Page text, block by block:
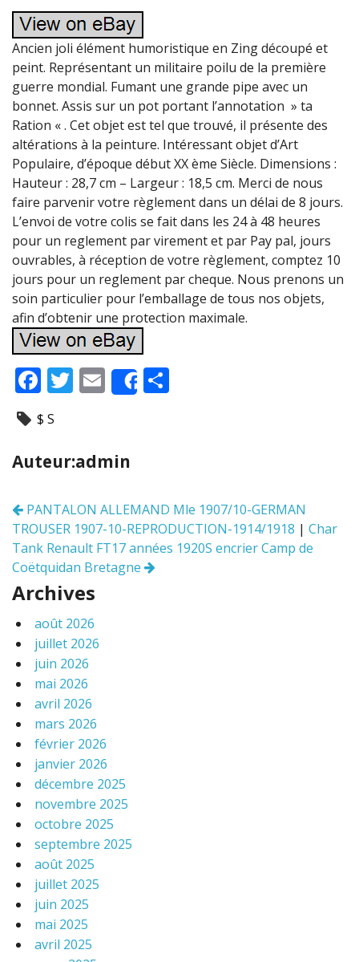
Ancien joli élément humoristique en Zing découpé et
peint. Représentant un militaire poilu de la première
guerre mondial. Fumant une grande pipe avec un
bonnet. Assis sur un pot portant l’annotation » ta
Ration « . Cet objet est tel que trouvé, il présente des
altérations à la peinture. Intéressant objet d’Art
Populaire, d’époque début XX ème Siècle. Dimensions :
Hauteur : 28,7 cm – Largeur : 18,5 cm. Merci de nous
faire parvenir votre règlement dans un délai de 8 jours.
L’envoi de votre colis se fait dans les 24 à 48 heures
pour un reglement par virement et par Pay pal, jours
ouvrables, à réception de votre règlement, comptez 10
jours pour un reglement par cheque. Nous prenons un
soin particulier pour l’emballage de tous nos objets,
afin d’obtenir une protection maximale.
F
ac
e
b
o
k
T
er
E
m
l
Share
$ S
Auteur:admin
Navigation
des
articles
PANTALON ALLEMAND Mle 1907/10-GERMAN
TROUSER 1907-10-REPRODUCTION-1914/1918 | Char
Tank Renault FT17 années 1920S encrier Camp de
Coëtquidan Bretagne
Archives
août 2026
juillet 2026
juin 2026
mai 2026
avril 2026
mars 2026
février 2026
janvier 2026
décembre 2025
novembre 2025
octobre 2025
septembre 2025
août 2025
juillet 2025
juin 2025
mai 2025
avril 2025